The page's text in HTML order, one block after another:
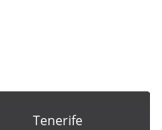
Tenerife